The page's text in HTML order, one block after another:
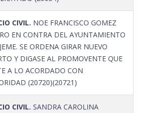
CIVIL. NOE FRANCISCO GOMEZ
EN CONTRA DEL AYUNTAMIENTO
SE ORDENA GIRAR NUEVO
Y DIGASE AL PROMOVENTE QUE
A LO ACORDADO CON
(20720)(20721)
CIVIL. SANDRA CAROLINA